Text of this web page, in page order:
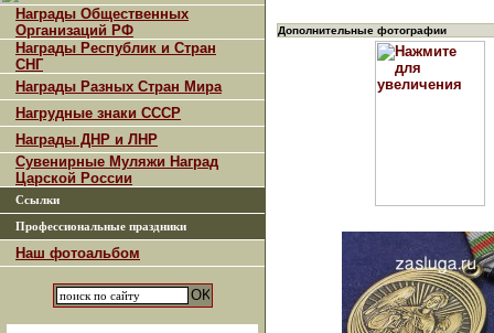
Награды Общественных
Организаций РФ
Награды Республик и Стран
СНГ
Награды Разных Стран Мира
Нагрудные знаки СССР
Награды ДНР и ЛНР
Сувенирные Муляжи Наград
Царской России
Ссылки
Профессиональные праздники
Наш фотоальбом
Дополнительные фотографии